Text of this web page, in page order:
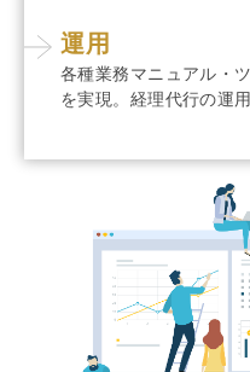
運用
各種業務マニュアル・
を実現。 経理代行の運